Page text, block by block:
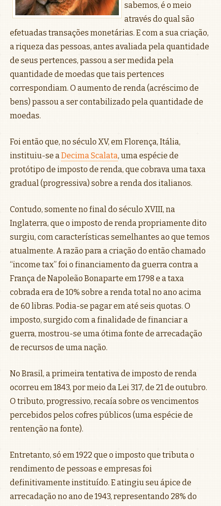
sabemos, é o meio
através do qual são
efetuadas transações monetárias. E com a sua criação,
a riqueza das pessoas, antes avaliada pela quantidade
de seus pertences, passou a ser medida pela
quantidade de moedas que tais pertences
correspondiam. O aumento de renda (acréscimo de
bens) passou a ser contabilizado pela quantidade de
moedas.
Foi então que, no século XV, em Florença, Itália,
instituiu-se aDecima Scalata, uma espécie de
protótipo de imposto de renda, que cobrava uma taxa
gradual (progressiva) sobre a renda dos italianos.
Contudo, somente no final do século XVIII, na
Inglaterra, que o imposto de renda propriamente dito
surgiu, com características semelhantes ao que temos
atualmente. A razão para a criação do então chamado
“income tax” foi o financiamento da guerra contra a
França de Napoleão Bonaparte em 1798 e a taxa
cobrada era de 10% sobre a renda total no ano acima
de 60 libras. Podia-se pagar em até seis quotas. O
imposto, surgido com a finalidade de financiar a
guerra, mostrou-se uma ótima fonte de arrecadação
de recursos de uma nação.
No Brasil, a primeira tentativa de imposto de renda
ocorreu em 1843, por meio da Lei 317, de 21 de outubro.
O tributo, progressivo, recaía sobre os vencimentos
percebidos pelos cofres públicos (uma espécie de
rentenção na fonte).
Entretanto, só em 1922 que o imposto que tributa o
rendimento de pessoas e empresas foi
definitivamente instituído. E atingiu seu ápice de
arrecadação no ano de 1943, representando 28% do